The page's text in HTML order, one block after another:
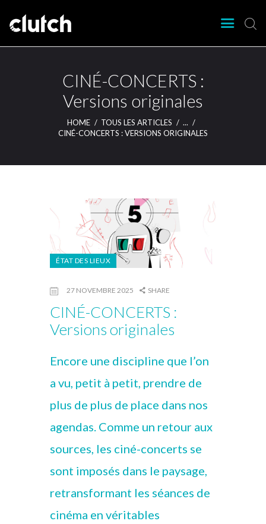
CINÉ-CONCERTS :
Versions originales
HOME TOUS LES ARTICLES
...
CINÉ-CONCERTS : VERSIONS ORIGINALES
Clutch Webzine
Agenda
Nos éditions
Magazine
Articles
ÉTAT DES LIEUX
27 NOVEMBRE 2025 SHARE
CINÉ-CONCERTS :
Versions originales
Encore une discipline que l’on
a vu, petit à petit, prendre de
plus de plus de place dans nos
agendas. Comme un retour aux
sources, les ciné-concerts se
sont imposés dans le paysage,
retransformant les séances de
cinéma en véritables